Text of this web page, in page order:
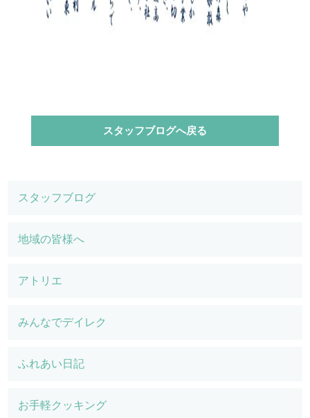
スタッフブログへ戻る
スタッフブログ
地域の皆様へ
アトリエ
みんなでデイレク
ふれあい日記
お手軽クッキング